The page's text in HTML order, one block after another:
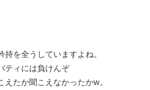
持を全うしていますよね。
ティには負けんぞ
えたか聞こえなかったかw。